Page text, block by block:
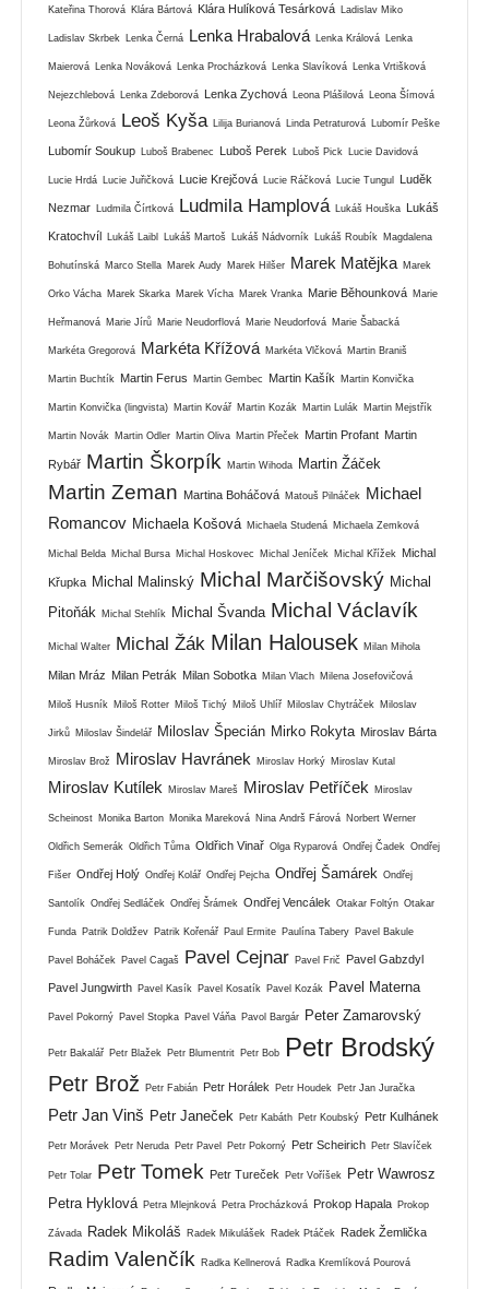
Kateřina Thorová Klára Bártová Klára Hulíková Tesárková Ladislav Miko
Ladislav Skrbek Lenka Černá Lenka Hrabalová Lenka Králová Lenka
Maierová Lenka Nováková Lenka Procházková Lenka Slavíková Lenka Vrtišková
Nejezchlebová Lenka Zdeborová Lenka Zychová Leona Plášilová Leona Šímová
Leona Žůrková Leoš Kyša Lilija Burianová Linda Petraturová Lubomír Peške
Lubomír Soukup Luboš Brabenec Luboš Perek Luboš Pick Lucie Davidová
Lucie Hrdá Lucie Juřičková Lucie Krejčová Lucie Ráčková Lucie Tungul Luděk
Nezmar Ludmila Čírtková Ludmila Hamplová Lukáš Houška Lukáš
Kratochvíl Lukáš Laibl Lukáš Martoš Lukáš Nádvorník Lukáš Roubík Magdalena
Bohutínská Marco Stella Marek Audy Marek Hilšer Marek Matějka Marek
Orko Vácha Marek Skarka Marek Vícha Marek Vranka Marie Běhounková Marie
Heřmanová Marie Jírů Marie Neudorflová Marie Neudorfová Marie Šabacká
Markéta Gregorová Markéta Křížová Markéta Vlčková Martin Braniš
Martin Buchtík Martin Ferus Martin Gembec Martin Kašík Martin Konvička
Martin Konvička (lingvista) Martin Kovář Martin Kozák Martin Lulák Martin Mejstřík
Martin Novák Martin Odler Martin Oliva Martin Přeček Martin Profant Martin
Rybář Martin Škorpík Martin Wihoda Martin Žáček
Martin Zeman Martina Boháčová Matouš Pilnáček
Michael
Romancov Michaela Košová Michaela Studená Michaela Zemková
Michal Belda Michal Bursa Michal Hoskovec Michal Jeníček Michal Křížek Michal
Křupka Michal Malinský Michal Marčišovský Michal
Pitoňák
Michal Stehlík Michal Švanda Michal Václavík
Michal Walter Michal Žák Milan Halousek Milan Mihola
Milan Mráz Milan Petrák Milan Sobotka Milan Vlach Milena Josefovičová
Miloš Husník Miloš Rotter Miloš Tichý Miloš Uhlíř Miloslav Chytráček Miloslav
Jirků Miloslav Šindelář Miloslav Špecián Mirko Rokyta Miroslav Bárta
Miroslav Brož Miroslav Havránek Miroslav Horký Miroslav Kutal
Miroslav Kutílek Miroslav Mareš Miroslav Petříček Miroslav
Scheinost Monika Barton Monika Mareková Nina Andrš Fárová Norbert Werner
Oldřich Semerák Oldřich Tůma Oldřich Vinař Olga Ryparová Ondřej Čadek Ondřej
Fišer Ondřej Holý Ondřej Kolář Ondřej Pejcha Ondřej Šamárek Ondřej
Santolík Ondřej Sedláček Ondřej Šrámek Ondřej Vencálek Otakar Foltýn Otakar
Funda Patrik Doldžev Patrik Kořenář Paul Ermite Paulína Tabery Pavel Bakule
Pavel Boháček Pavel Cagaš Pavel Cejnar Pavel Frič Pavel Gabzdyl
Pavel Jungwirth Pavel Kasík Pavel Kosatík Pavel Kozák Pavel Materna
Pavel Pokorný Pavel Stopka Pavel Váňa Pavol Bargár Peter Zamarovský
Petr Bakalář Petr Blažek Petr Blumentrit Petr Bob Petr Brodský
Petr Brož Petr Fabián Petr Horálek Petr Houdek Petr Jan Juračka
Petr Jan Vinš Petr Janeček Petr Kabáth Petr Koubský Petr Kulhánek
Petr Morávek Petr Neruda Petr Pavel Petr Pokorný Petr Scheirich Petr Slavíček
Petr Tolar Petr Tomek Petr Tureček Petr Voříšek
Petr Wawrosz
Petra Hyklová Petra Mlejnková Petra Procházková Prokop Hapala Prokop
Závada Radek Mikoláš Radek Mikulášek Radek Ptáček Radek Žemlička
Radim Valenčík Radka Kellnerová Radka Kremlíková Pourová